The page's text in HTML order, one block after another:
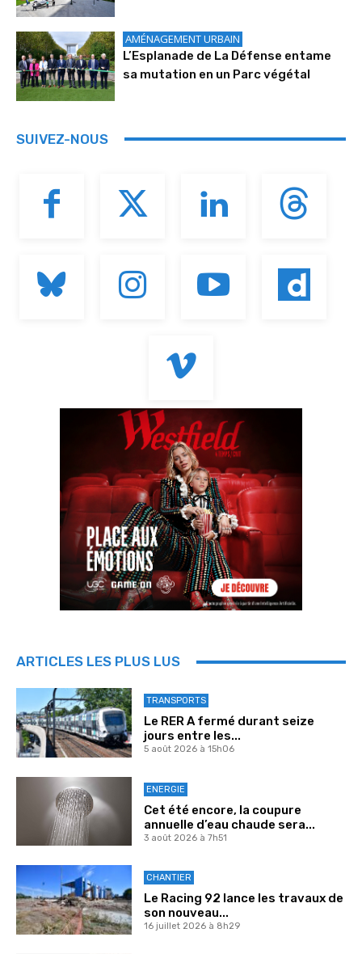
AMÉNAGEMENT URBAIN
L’Esplanade de La Défense entame
sa mutation en un Parc végétal
SUIVEZ-NOUS
ARTICLES LES PLUS LUS
TRANSPORTS
Le RER A fermé durant seize
jours entre les...
5 août 2026 à 15h06
ENERGIE
Cet été encore, la coupure
annuelle d’eau chaude sera...
3 août 2026 à 7h51
CHANTIER
Le Racing 92 lance les travaux de
son nouveau...
16 juillet 2026 à 8h29